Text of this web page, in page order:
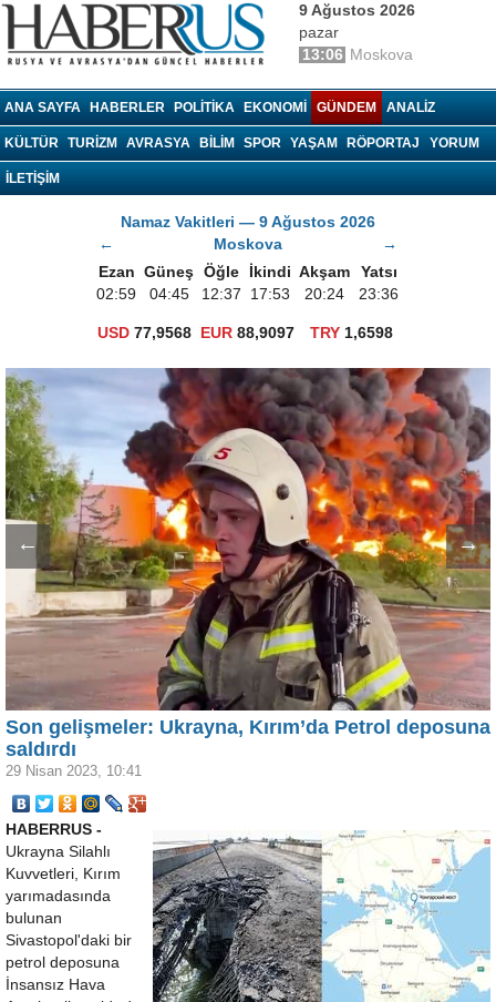
9 Ağustos 2026
pazar
13:06 Moskova
ANA SAYFA HABERLER POLITIKA EKONOMI GÜNDEM ANALIZ
KÜLTÜR TURIZM AVRASYA BILIM SPOR YAŞAM RÖPORTAJ YORUM
İLETİŞİM
Namaz Vakitleri — 9 Ağustos 2026
←
Moskova
→
Ezan Güneş Öğle İkindi Akşam
Yatsı
02:59
04:45 12:37 17:53 20:24 23:36
USD 77,9568 EUR 88,9097 TRY1,6598
← →
Son gelişmeler: Ukrayna, Kırım’da Petrol deposuna
saldırdı
29 Nisan 2023, 10:41
HABERRUS -
Ukrayna Silahlı
Kuvvetleri, Kırım
yarımadasında
bulunan
Sivastopol'daki bir
petrol deposuna
İnsansız Hava